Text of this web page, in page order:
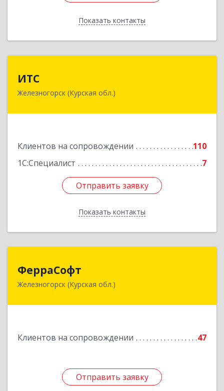
Показать контакты
Назад
ИТС
Железногорск (Курская обл.)
Клиентов на сопровождении
110
1С:Специалист
7
Отправить заявку
Показать контакты
307178, Курская обл, Железногорск г,
Отправить заявку
Назад
ФерраСофт
Железногорск (Курская обл.)
Клиентов на сопровождении 47
Отправить заявку
307179, Курская обл, Железногорск г, Ленина ул,
Отправить заявку